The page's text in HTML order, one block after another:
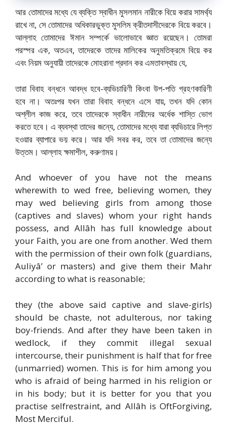
আর তোমাদের মধ্যে যে ব্যক্তি স্বাধীন মুসলমান নারীকে বিয়ে করার সামর্থ্য
রাখে না, সে তোমাদের অধিকারভুক্ত মুসলিম ক্রীতদাসীদেরকে বিয়ে করবে।
আল্লাহ তোমাদের ঈমান সম্পর্কে ভালোভাবে জ্ঞাত রয়েছেন। তোমরা
পরস্পর এক, অতএব, তাদেরকে তাদের মালিকের অনুমতিক্রমে বিয়ে কর
এবং নিয়ম অনুযায়ী তাদেরকে মোহরানা প্রদান কর এমতাবস্থায় যে,
তারা বিবাহ বন্ধনে আবদ্ধ হবে-ব্যভিচারিণী কিংবা উপ-পতি গ্রহণকারিণী
হবে না। অতঃপর যখন তারা বিবাহ বন্ধনে এসে যায়, তখন যদি কোন
অশ্লীল কাজ করে, তবে তাদেরকে স্বাধীন নারীদের অর্ধেক শাস্তি ভোগ
করতে হবে। এ ব্যবস্থা তাদের জন্যে, তোমাদের মধ্যে যারা ব্যভিচারে লিপ্ত
হওয়ার ব্যাপারে ভয় করে। আর যদি সবর কর, তবে তা তোমাদের জন্যে
উত্তম। আল্লাহ ক্ষমাশীল, করুণাময়।
And whoever of you have not the means
wherewith to wed free, believing women, they
may wed believing girls from among those
(captives and slaves) whom your right hands
possess, and Allâh has full knowledge about
your Faith, you are one from another. Wed them
with the permission of their own folk (guardians,
Auliyâ’ or masters) and give them their Mahr
according to what is reasonable;
they (the above said captive and slave-girls)
should be chaste, not adulterous, nor taking
boy-friends. And after they have been taken in
wedlock, if they commit illegal sexual
intercourse, their punishment is half that for free
(unmarried) women. This is for him among you
who is afraid of being harmed in his religion or
in his body; but it is better for you that you
practise self­restraint, and Allâh is Oft­Forgiving,
Most Merciful.